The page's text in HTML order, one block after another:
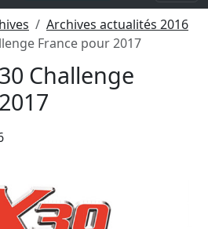
Archives actualités 2016
France pour 2017
Challenge